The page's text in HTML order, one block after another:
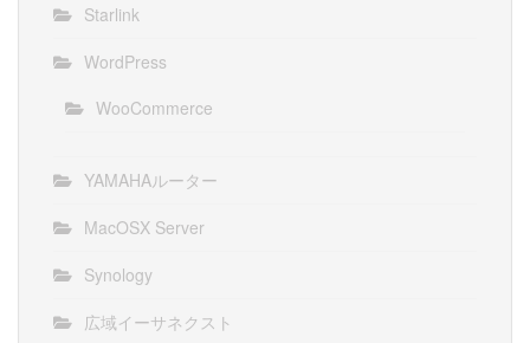
Starlink
WordPress
WooCommerce
YAMAHAルーター
MacOSX Server
Synology
広域イーサネクスト